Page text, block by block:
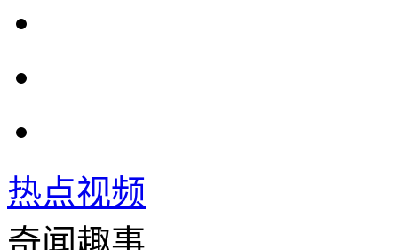
热点视频
奇闻趣事